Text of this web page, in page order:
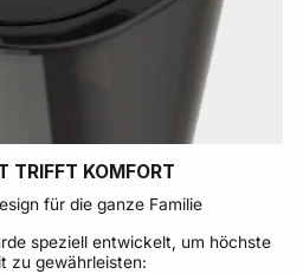
TRIFFT KOMFORT
für die ganze Familie
speziell entwickelt, um höchste
zu gewährleisten: